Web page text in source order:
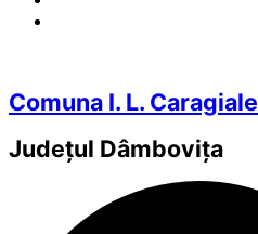
Comuna I. L. Caragiale
Județul Dâmbovița